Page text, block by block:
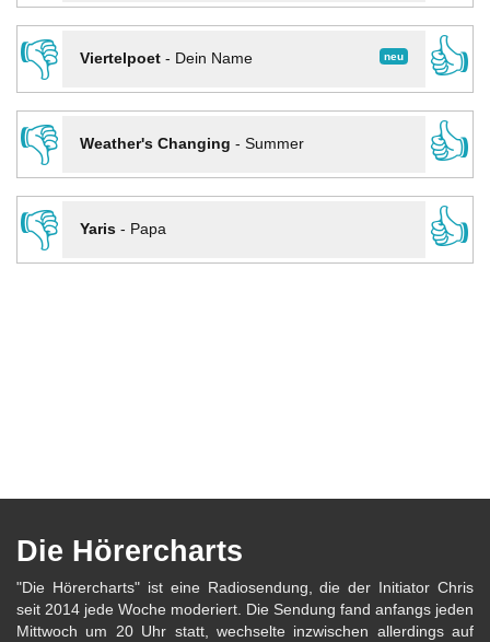
👎
neu
Viertelpoet- Dein Name
👍
👎
Weather's Changing - Summer
👍
👎
Yaris- Papa 👍
Die Hörercharts
"Die Hörercharts" ist eine Radiosendung, die der Initiator Chris
seit 2014 jede Woche moderiert. Die Sendung fand anfangs jeden
Mittwoch um 20 Uhr statt, wechselte inzwischen allerdings auf